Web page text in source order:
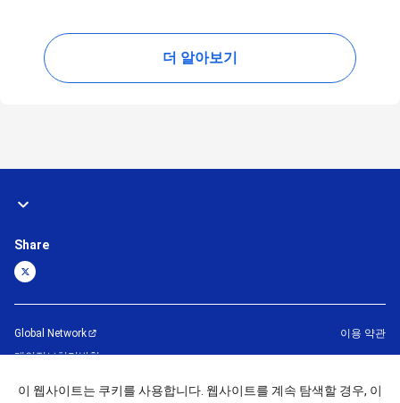
더 알아보기
이 웹사이트는 쿠키를 사용합니다. 웹사이트를 계속 탐색할 경우, 이
Share
Global Network
개인정보처리방침
이용 약관